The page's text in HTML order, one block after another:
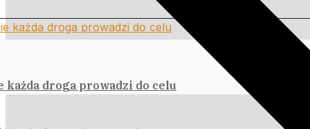
każda droga prowadzi do celu